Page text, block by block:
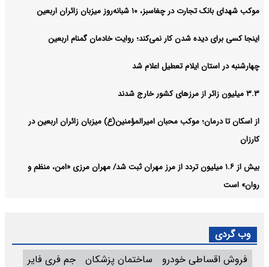
موکب شهدای بانک تجارت در چغاسبز، ۱۰ شبانه‌روز میزبان زائران اربعین
اینجا کسی برای دیده شدن کار نمی‌کند؛ روایت خادمان گمنام اربعین
چهارشنبه در استان ایلام تعطیل اعلام شد
۳.۳ میلیون زائر از مرزهای کشور خارج شدند
از اسکان تا درمان؛ موکب محبان امیرالمؤمنین(ع) میزبان زائران اربعین در
کارزان
بیش از ۱.۶ میلیون تردد از مرز مهران ثبت شد/ مهران مرزی «امن، منظم و
روان» است
وب گردی
فروش اقساطی خودرو
ساختمان پزشکان جم فری فایر